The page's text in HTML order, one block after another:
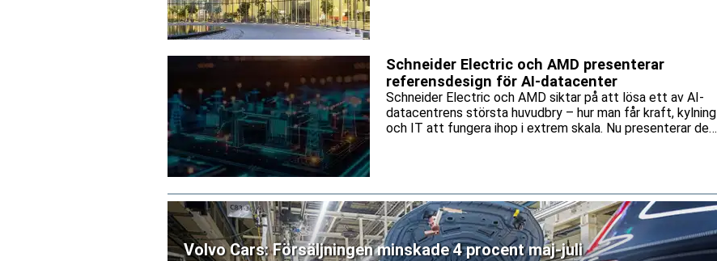
Schneider Electric och AMD presenterar
referensdesign för AI-datacenter
Schneider Electric och AMD siktar på att lösa ett av AI-
datacentrens största huvudbry – hur man får kraft, kylning
och IT att fungera ihop i extrem skala. Nu presenterar de
Volvo Cars: Försäljningen minskade 4 procent maj-juli